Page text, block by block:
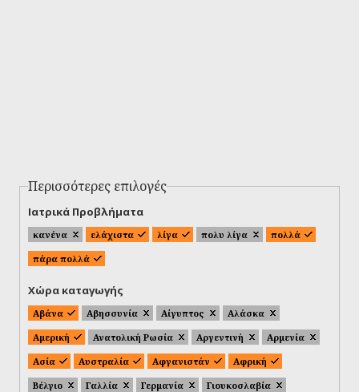
Περισσότερες επιλογές
Ιατρικά Προβλήματα
κανένα ελάχιστα λίγα πολυ λίγα
πολλά
πάρα πολλά
Χώρα καταγωγής
Αβάνα Αβησσυνία Αίγυπτος
Αλάσκα
Αμερική
Ανατολική Ρωσία Αργεντινή
Αρμενία
Ασία
Αυστραλία Αφγανιστάν
Αφρική
Βέλγιο
Γαλλία Γερμανία
Γιουκοσλαβία